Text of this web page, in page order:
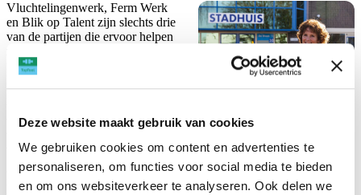
Deze website maakt gebruik van cookies
We gebruiken cookies om content en advertenties te
personaliseren, om functies voor social media te bieden
en om ons websiteverkeer te analyseren. Ook delen we
Vluchtelingenwerk, Ferm Werk
en Blik op Talent zijn slechts drie
van de partijen die ervoor helpen
migratie-achtergrond in
Nederland kunnen integreren.
Waar Vluchtelingenwerk zich
Woerden en omgeving, is Ferm Werk verantwoordelijk voor de
gemeentelijke taken op het gebied van participatie, werk en
inkomen. Blik op Talent en TopTaal werken niet alleen in Woerden